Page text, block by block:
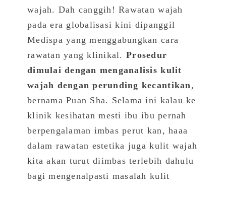
wajah. Dah canggih! Rawatan wajah
pada era globalisasi kini dipanggil
Medispa yang menggabungkan cara
rawatan yang klinikal. Prosedur
dimulai dengan menganalisis kulit
wajah dengan perunding kecantikan ,
bernama Puan Sha. Selama ini kalau ke
klinik kesihatan mesti ibu ibu pernah
berpengalaman imbas perut kan, haaa
dalam rawatan estetika juga kulit wajah
kita akan turut diimbas terlebih dahulu
bagi mengenalpasti masalah kulit